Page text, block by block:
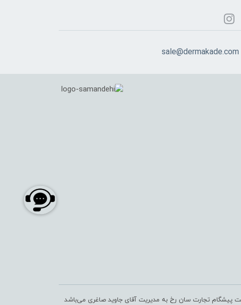
sale@dermakade.com
پیشگام تجارت سان رخ به مدیریت آقای جاوید صاغری می‌باشد